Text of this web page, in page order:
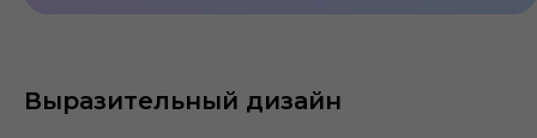
Выразительный дизайн